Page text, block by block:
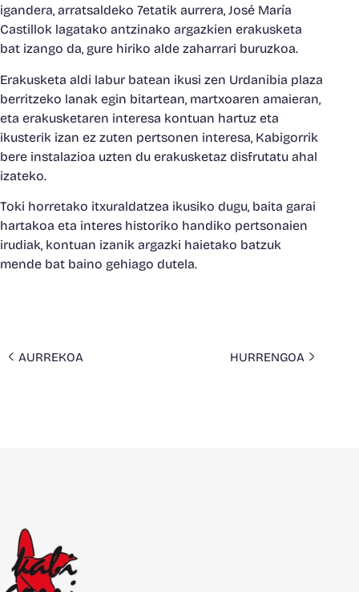
igandera, arratsaldeko 7etatik aurrera, José María
Castillok lagatako antzinako argazkien erakusketa
bat izango da, gure hiriko alde zaharrari buruzkoa.
Erakusketa aldi labur batean ikusi zen Urdanibia plaza
berritzeko lanak egin bitartean, martxoaren amaieran,
eta erakusketaren interesa kontuan hartuz eta
ikusterik izan ez zuten pertsonen interesa, Kabigorrik
bere instalazioa uzten du erakusketaz disfrutatu ahal
izateko.
Toki horretako itxuraldatzea ikusiko dugu, baita garai
hartakoa eta interes historiko handiko pertsonaien
irudiak, kontuan izanik argazki haietako batzuk
mende bat baino gehiago dutela.
AURREKOA HURRENGOA